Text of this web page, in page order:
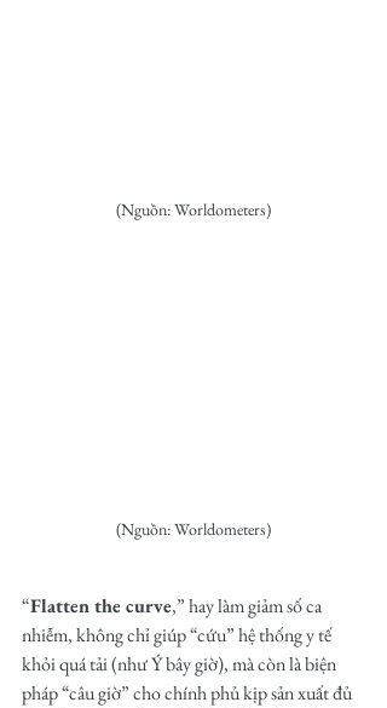
(Nguồn: Worldometers)
(Nguồn: Worldometers)
“Flatten the curve,” hay làm giảm số ca
nhiễm, không chỉ giúp “cứu” hệ thống y tế
khỏi quá tải (như Ý bây giờ), mà còn là biện
pháp “câu giờ” cho chính phủ kịp sản xuất đủ